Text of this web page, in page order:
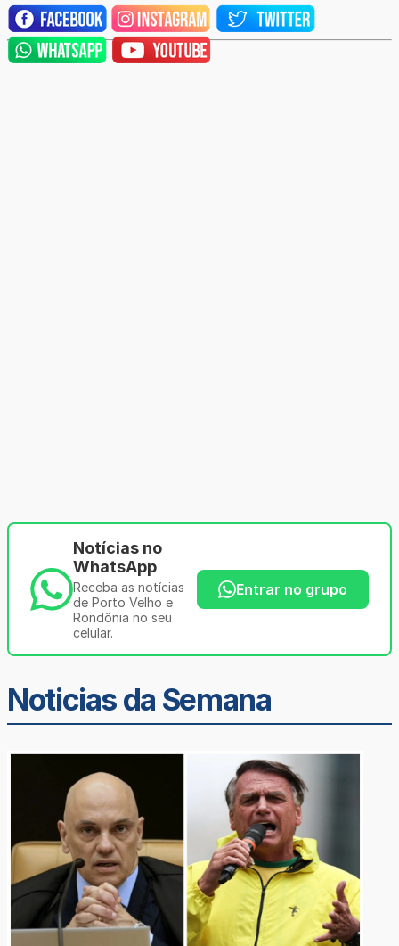
Notícias no
WhatsApp
Receba as notícias
de Porto Velho e
Rondônia no seu
celular.
Entrar no grupo
Noticias da Semana